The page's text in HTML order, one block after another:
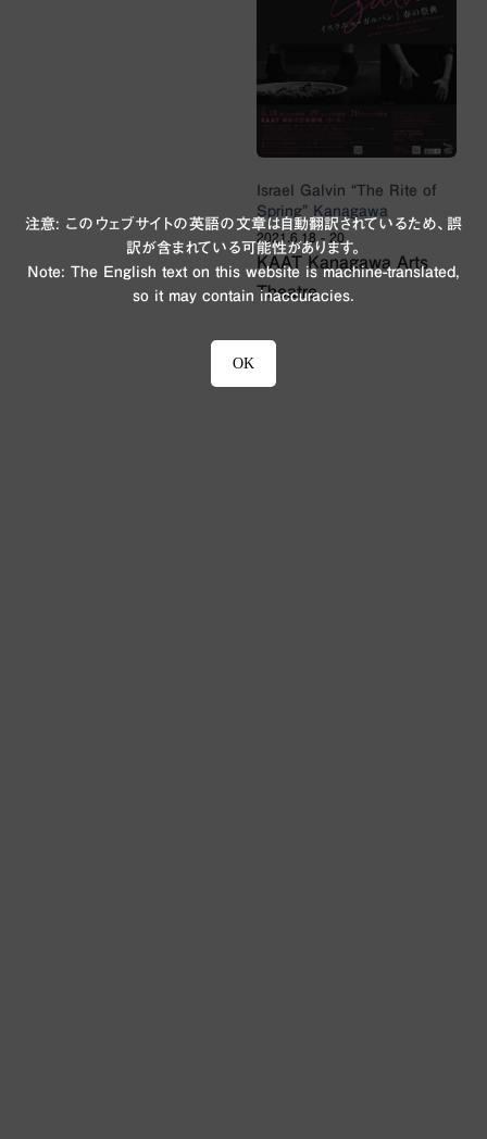
Israel Galvin “The Rite of
Spring” Kanagawa
2021.6.18 - 20
KAAT Kanagawa Arts
Theatre
注意: このウェブサイトの英語の文章は自動翻訳されているため、誤
訳が含まれている可能性があります。
Note: The English text on this website is machine-translated,
so it may contain inaccuracies.
OK